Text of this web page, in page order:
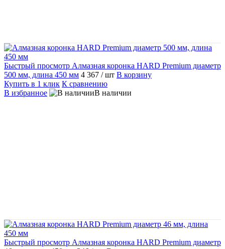
Быстрый просмотр Алмазная коронка HARD Premium диаметр
500 мм, длина 450 мм 4 367 / шт В корзину
Купить в 1 клик К сравнению
В избранное
В наличии
Быстрый просмотр Алмазная коронка HARD Premium диаметр